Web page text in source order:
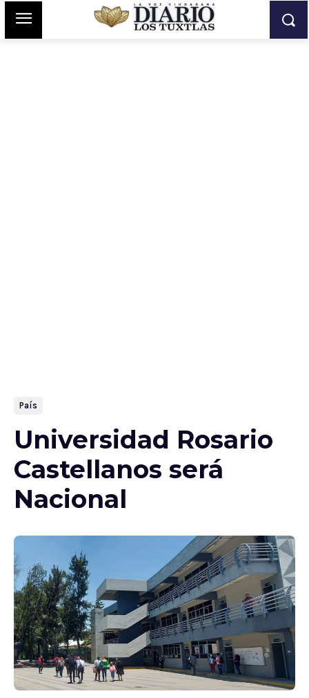
País
Universidad Rosario
Castellanos será
Nacional